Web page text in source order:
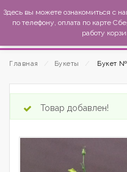
Главная Букеты Букет
Товар добавлен!
Здесь вы можете ознакомиться с
по телефону, оплата по карте
работу